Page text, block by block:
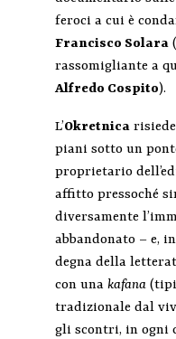
feroci a cui è
Francisco Solara
rassomigliante a
Alfredo Cospito).
L’Okretnicarisiede
piani sotto un
proprietario
affitto pressoché
diversamente
abbandonato – e,
degna della
con una kafana
tradizionale dal
gli scontri, in ogni